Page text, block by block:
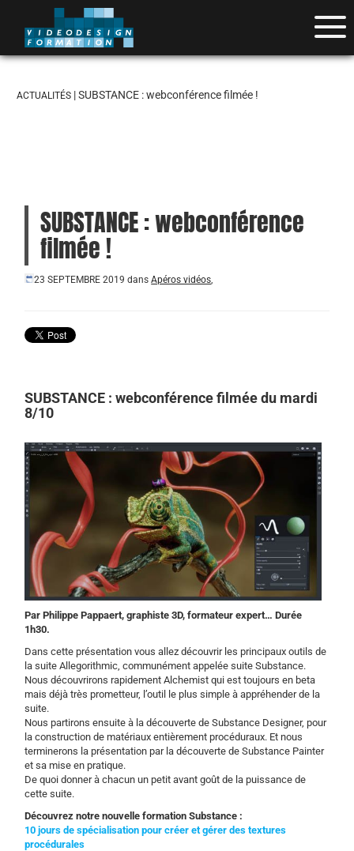
ACTUALITÉS | SUBSTANCE : webconférence filmée !
SUBSTANCE : webconférence
filmée !
23 SEPTEMBRE 2019 dansApéros vidéos,
SUBSTANCE : webconférence filmée du mardi
8/10
Par Philippe Pappaert, graphiste 3D, formateur expert… Durée
1h30.
Dans cette présentation vous allez découvrir les principaux outils de
la suite Allegorithmic, communément appelée suite Substance.
Nous découvrirons rapidement Alchemist qui est toujours en beta
mais déjà très prometteur, l’outil le plus simple à appréhender de la
suite.
Nous partirons ensuite à la découverte de Substance Designer, pour
la construction de matériaux entièrement procéduraux. Et nous
terminerons la présentation par la découverte de Substance Painter
et sa mise en pratique.
De quoi donner à chacun un petit avant goût de la puissance de
cette suite.
Découvrez notre nouvelle formation Substance :
10 jours de spécialisation pour créer et gérer des textures
procédurales